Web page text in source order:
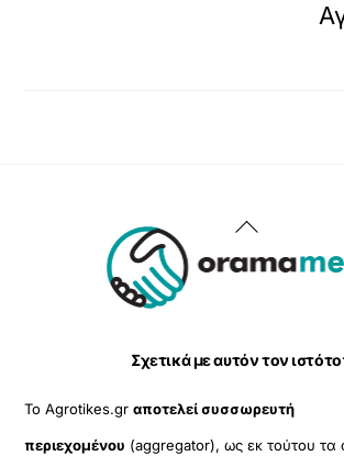
Back
To
Σχετικά με αυτόν τον
Το Agrotikes.grαποτελεί συσσωρευτή
περιεχομένου (aggregator), ως εκ τούτου τα